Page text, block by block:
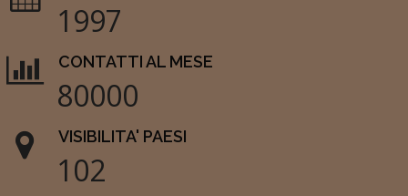
1997
CONTATTI AL MESE
80000
VISIBILITA' PAESI
102